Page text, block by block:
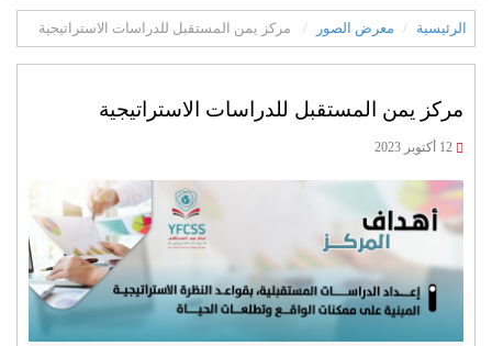
الرئيسية معرض الصور مركز يمن المستقبل للدراسات الاستراتيجية
مركز يمن المستقبل للدراسات الاستراتيجية